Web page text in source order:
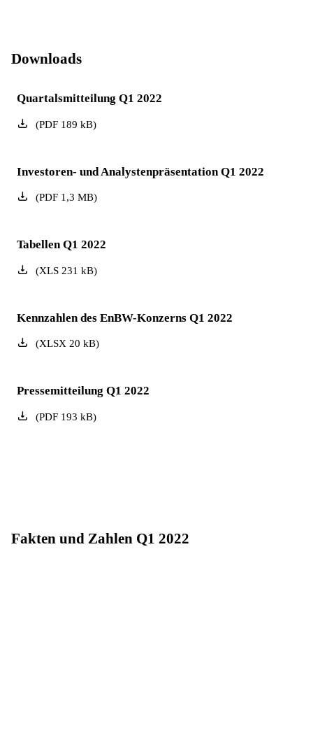
Downloads
Quartalsmitteilung Q1 2022
(PDF189 kB)
Investoren- und Analystenpräsentation Q1 2022
(PDF1,3 MB)
Tabellen Q1 2022
(XLS231 kB)
Kennzahlen des EnBW-Konzerns Q1 2022
(XLSX 20 kB)
Pressemitteilung Q1 2022
(PDF193 kB)
Fakten und Zahlen Q1 2022